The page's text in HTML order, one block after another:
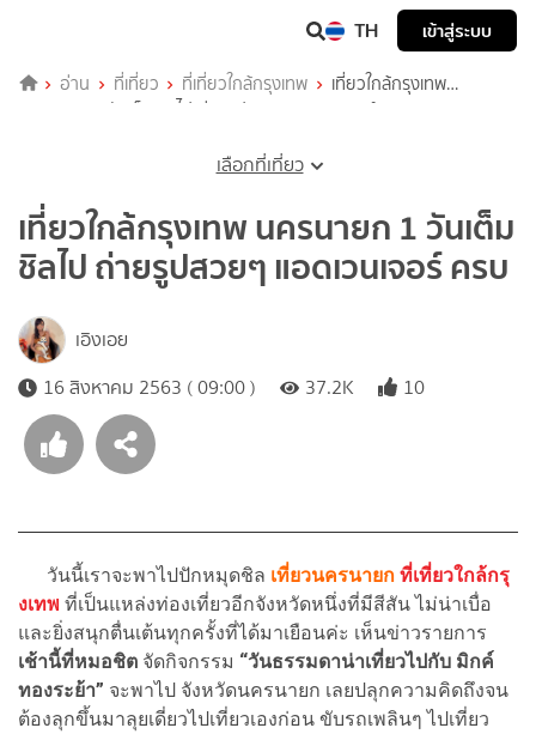
TH เข้าสู่ระบบ
อ่าน ที่เที่ยว ที่เที่ยวใกล้กรุงเทพ
เที่ยวใกล้กรุงเทพ
นครนายก 1 วันเต็ม ชิลไป ถ่ายรูปสวยๆ แอดเวนเจอร์ ครบ
เลือกที่เที่ยว
เที่ยวใกล้กรุงเทพ นครนายก 1 วันเต็ม
ชิลไป ถ่ายรูปสวยๆ แอดเวนเจอร์ ครบ
เอิงเอย
16 สิงหาคม 2563 ( 09:00 )
37.2K 10
วันนี้เราจะพาไปปักหมุดชิล เที่ยวนครนายก ที่เที่ยวใกล้กรุ
งเทพ ที่เป็นแหล่งท่องเที่ยวอีกจังหวัดหนึ่งที่มีสีสัน ไม่น่าเบื่อ
และยิ่งสนุกตื่นเต้นทุกครั้งที่ได้มาเยือนค่ะ เห็นข่าวรายการ
เช้านี้ที่หมอชิต จัดกิจกรรม “วันธรรมดาน่าเที่ยวไปกับ มิกค์
ทองระย้า” จะพาไป จังหวัดนครนายก เลยปลุกความคิดถึงจน
ต้องลุกขึ้นมาลุยเดี่ยวไปเที่ยวเองก่อน ขับรถเพลินๆ ไปเที่ยว